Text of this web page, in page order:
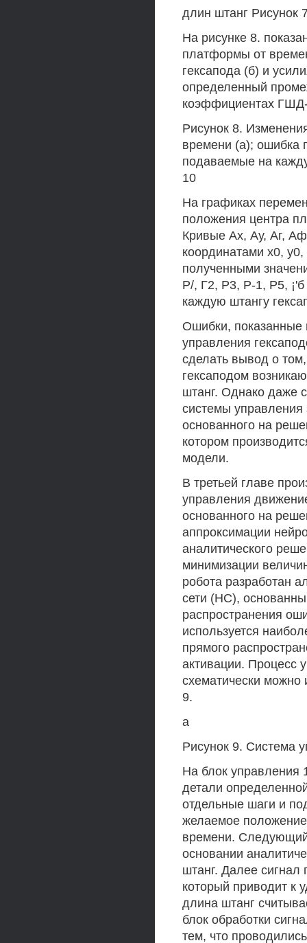
длин штанг Рисунок
На рисунке 8.
платформы от
гексапода (б) и
определенный
коэффициентах ГШД-
Рисунок 8.
времени (а); ошибка
подаваемые на
10
На графиках
положения центра
Кривые Ах, Ау, Аг,
координатами х0,
полученными
Р/, Г2, Р3, Р-1, Р5,
каждую штангу
Ошибки, показанные
управления
сделать вывод о
гексаподом
штанг. Однако даже
системы управления
основанного на
котором
модели.
В третьей главе
управления
основанного на
аппроксимации
аналитического
минимизации
робота разработан
сети (НС),
распространения
используется
прямого
активации. Процесс
схематически можно
9.
а
Рисунок 9. Система
На блок управления
детали
отдельные шаги и
желаемое
времени.
основании
штанг. Далее сигнал
который приводит к
длина штанг
блок обработки
тем, что